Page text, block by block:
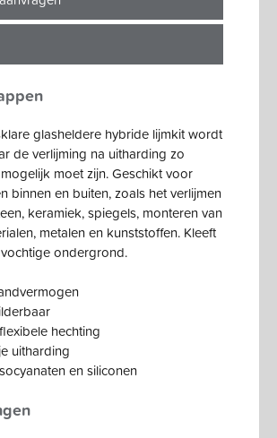
glasheldere hybride lijmkit wordt
de verlijming na uitharding zo
moet zijn. Geschikt voor
binnen en buiten, zoals het verlijmen
keramiek, spiegels, monteren van
metalen en kunststoffen. Kleeft
ondergrond.
hechting
uitharding
en siliconen